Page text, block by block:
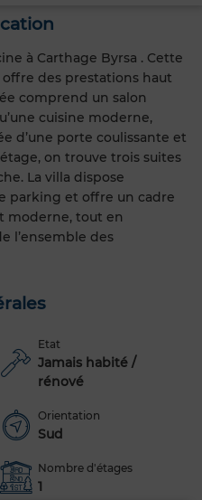
à Carthage Byrsa . Cette
des prestations haut
comprend un salon
cuisine moderne,
d’une porte coulissante et
on trouve trois suites
La villa dispose
parking et offre un cadre
moderne, tout en
l’ensemble des
Etat
Jamais habité /
rénové
Orientation
Sud
Nombre d'étages
1